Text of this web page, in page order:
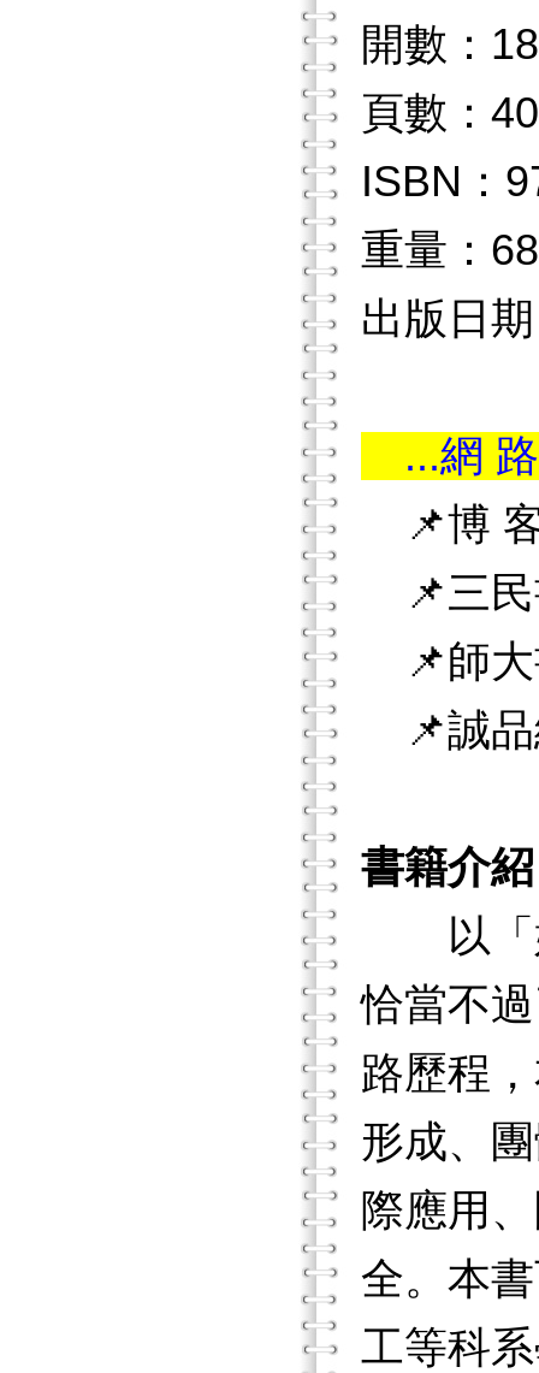
開數：18
頁數：
ISBN：
重量：
出版日
...網
📌博
📌三民
📌師大
📌誠品
書籍介紹
以「好
恰當不
路歷程
形成、
際應用
全。本
工等科